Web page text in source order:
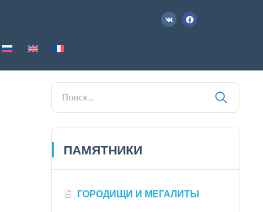
ПАМЯТНИКИ
ГОРОДИЩИ И МЕГАЛИТЫ